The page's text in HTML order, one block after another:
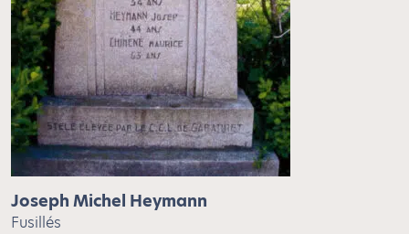
Joseph Michel Heymann
Fusillés